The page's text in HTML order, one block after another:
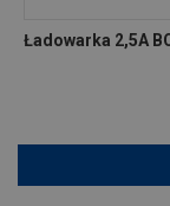
Ładowarka 2,5A